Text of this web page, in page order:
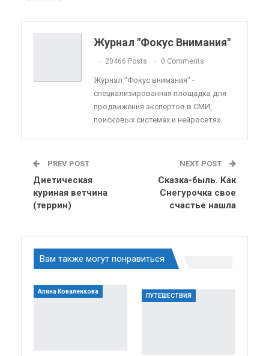
Telegram VK Viber
Linkedin Tumblr
Журнал "Фокус Внимания"
20466 Posts 0 Comments
Журнал "Фокус внимания" -
специализированная площадка для
продвижения экспертов в СМИ,
поисковых системах и нейросетях.
PREV POST
Диетическая
куриная ветчина
(террин)
NEXT POST
Сказка-быль. Как
Снегурочка свое
счастье нашла
Вам также могут понравиться
Алина Коваленкова
ПУТЕШЕСТВИЯ